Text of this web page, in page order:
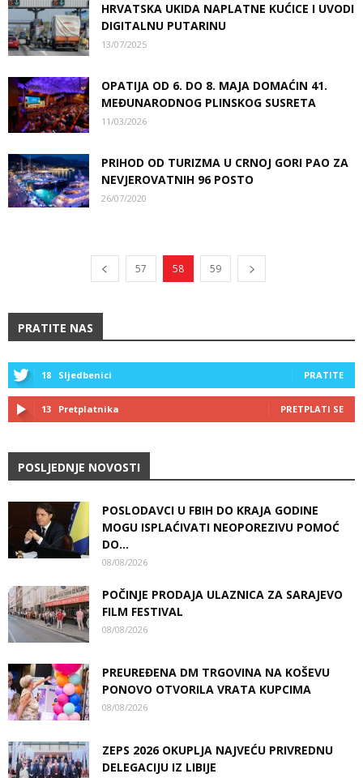
HRVATSKA UKIDA NAPLATNE KUĆICE I UVODI
DIGITALNU PUTARINU
13/07/2025
OPATIJA OD 6. DO 8. MAJA DOMAĆIN 41.
MEĐUNARODNOG PLINSKOG SUSRETA
11/03/2026
PRIHOD OD TURIZMA U CRNOJ GORI PAO ZA
NEVJEROVATNIH 96 POSTO
26/07/2020
57 58 59
PRATITE NAS
18 Sljedbenici PRATITE
13 Pretplatnika PRETPLATI SE
POSLJEDNJE NOVOSTI
POSLODAVCI U FBIH DO KRAJA GODINE
MOGU ISPLAĆIVATI NEOPOREZIVU POMOĆ
DO...
08/08/2026
POČINJE PRODAJA ULAZNICA ZA SARAJEVO
FILM FESTIVAL
08/08/2026
PREUREĐENA DM TRGOVINA NA KOŠEVU
PONOVO OTVORILA VRATA KUPCIMA
08/08/2026
ZEPS 2026 OKUPLJA NAJVEĆU PRIVREDNU
DELEGACIJU IZ LIBIJE